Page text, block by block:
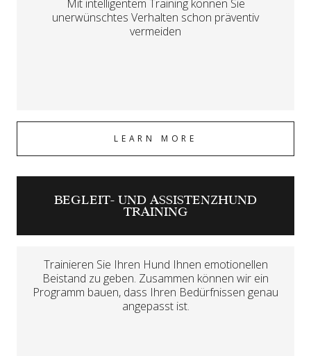
Mit intelligentem Training können Sie
unerwünschtes Verhalten schon präventiv
vermeiden
LEARN MORE
BEGLEIT- UND ASSISTENZHUND
TRAINING
Trainieren Sie Ihren Hund Ihnen emotionellen
Beistand zu geben. Zusammen können wir ein
Programm bauen, dass Ihren Bedürfnissen genau
angepasst ist.